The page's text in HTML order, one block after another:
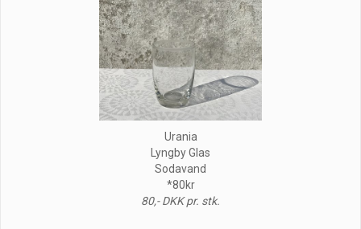
Urania
Lyngby Glas
Sodavand
*80kr
80,- DKK pr. stk.